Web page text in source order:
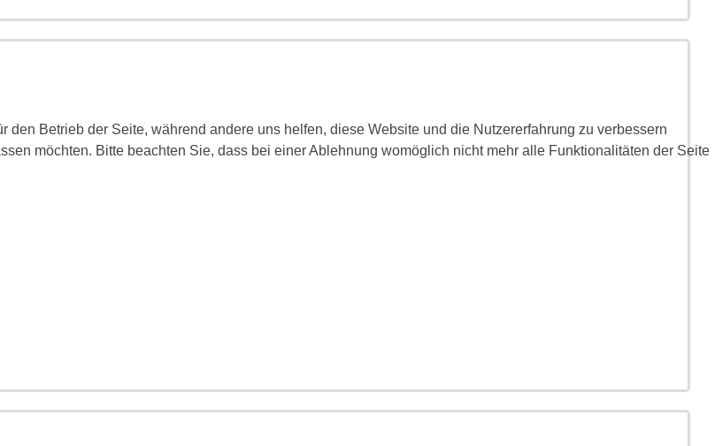
Betrieb der Seite, während andere uns helfen, diese Website und die Nutzererfahrung zu verbessern
möchten. Bitte beachten Sie, dass bei einer Ablehnung womöglich nicht mehr alle Funktionalitäten der Seite